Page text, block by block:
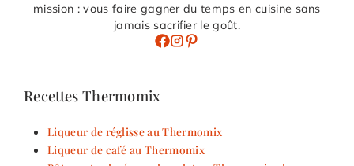
mission : vous faire gagner du temps en cuisine sans
jamais sacrifier le goût.
Recettes Thermomix
Liqueur de réglisse au Thermomix
Liqueur de café au Thermomix